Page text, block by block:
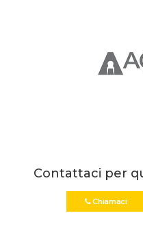
Contattaci per
Chiamaci